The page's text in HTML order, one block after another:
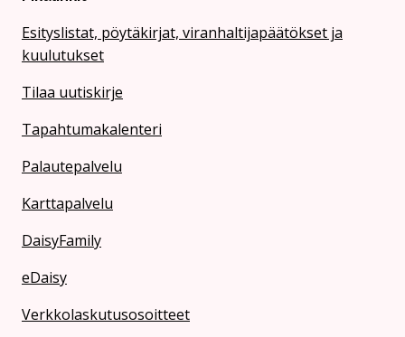
Esityslistat, pöytäkirjat, viranhaltijapäätökset ja
kuulutukset
Tilaa uutiskirje
Tapahtumakalenteri
Palautepalvelu
Karttapalvelu
DaisyFamily
eDaisy
Verkkolaskutusosoitteet